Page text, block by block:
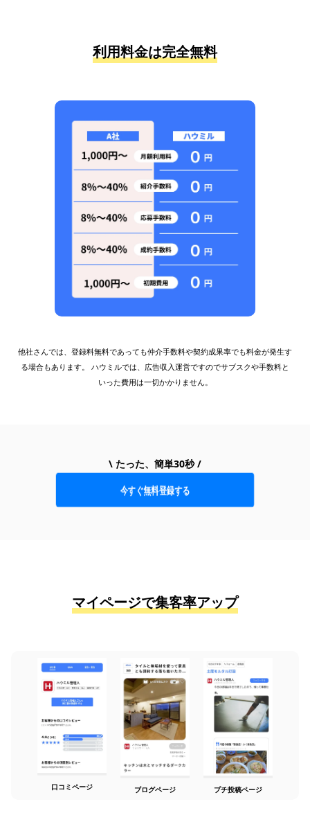
利用料金は完全無料
他社さんでは、登録料無料であっても仲介手数料や契約成果率でも料金が発生す
る場合もあります。 ハウミルでは、広告収入運営ですのでサブスクや手数料と
いった費用は一切かかりません。
\ たった、簡単30秒 /
今すぐ無料登録する
マイページで集客率アップ
口コミページ ブログページ プチ投稿ページ